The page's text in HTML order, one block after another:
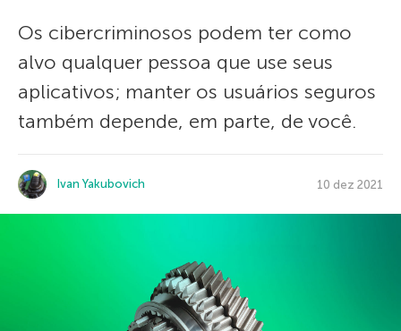
Os cibercriminosos podem ter como
alvo qualquer pessoa que use seus
aplicativos; manter os usuários seguros
também depende, em parte, de você.
Ivan Yakubovich 10 dez 2021